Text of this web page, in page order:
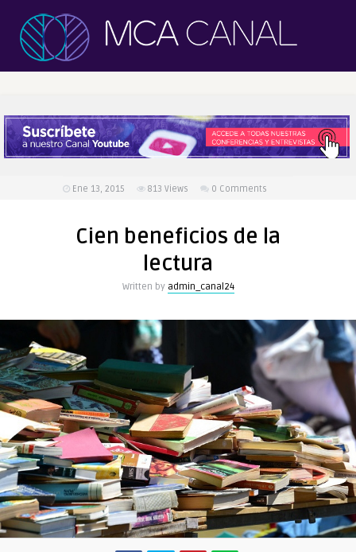
Ene 13, 2015 813 Views 0 Comments
Cien beneficios de la
lectura
Written by admin_canal24